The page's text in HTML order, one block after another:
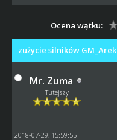
Ocena wątku:
zużycie silników GM_Arek
Mr. Zuma
Tutejszy
2018-07-29, 15:59:55